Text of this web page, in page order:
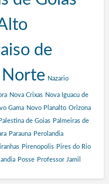
de
Nazario
Nova Crixas Nova Iguacu de
Gama Novo Planalto Orizona
Palestina de Goias Palmeiras de
Parauna Perolandia
Pirenopolis Pires do Rio
Posse Professor Jamil